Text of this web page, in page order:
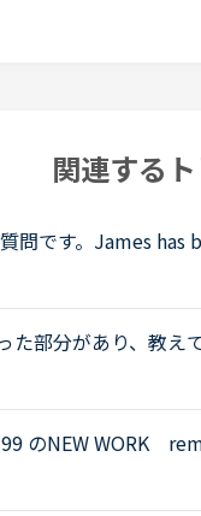
関連する
問です。James
I don't know
た部分があり、教
James When was
のNEW WORK
between the
som...